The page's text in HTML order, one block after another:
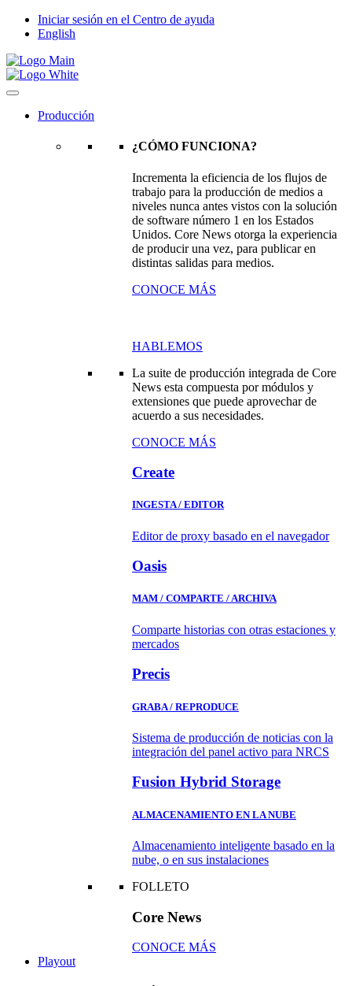
Iniciar sesión en el Centro de ayuda
English
Producción
¿CÓMO FUNCIONA?
Incrementa la eficiencia de los flujos de
trabajo para la producción de medios a
niveles nunca antes vistos con la solución
de software número 1 en los Estados
Unidos. Core News otorga la experiencia
de producir una vez, para publicar en
distintas salidas para medios.
CONOCE MÁS
HABLEMOS
La suite de producción integrada de Core
News esta compuesta por módulos y
extensiones que puede aprovechar de
acuerdo a sus necesidades.
CONOCE MÁS
Create
INGESTA / EDITOR
Editor de proxy basado en el navegador
Oasis
MAM / COMPARTE / ARCHIVA
Comparte historias con otras estaciones y
mercados
Precis
GRABA / REPRODUCE
Sistema de producción de noticias con la
integración del panel activo para NRCS
Fusion Hybrid Storage
ALMACENAMIENTO EN LA NUBE
Almacenamiento inteligente basado en la
nube, o en sus instalaciones
FOLLETO
Core News
CONOCE MÁS
Playout